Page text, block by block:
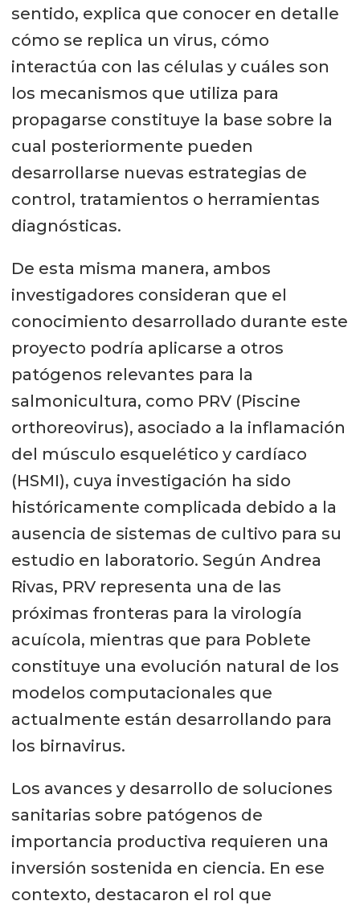
sentido, explica que conocer en detalle
cómo se replica un virus, cómo
interactúa con las células y cuáles son
los mecanismos que utiliza para
propagarse constituye la base sobre la
cual posteriormente pueden
desarrollarse nuevas estrategias de
control, tratamientos o herramientas
diagnósticas.
De esta misma manera, ambos
investigadores consideran que el
conocimiento desarrollado durante este
proyecto podría aplicarse a otros
patógenos relevantes para la
salmonicultura, como PRV (Piscine
orthoreovirus), asociado a la inflamación
del músculo esquelético y cardíaco
(HSMI), cuya investigación ha sido
históricamente complicada debido a la
ausencia de sistemas de cultivo para su
estudio en laboratorio. Según Andrea
Rivas, PRV representa una de las
próximas fronteras para la virología
acuícola, mientras que para Poblete
constituye una evolución natural de los
modelos computacionales que
actualmente están desarrollando para
los birnavirus.
Los avances y desarrollo de soluciones
sanitarias sobre patógenos de
importancia productiva requieren una
inversión sostenida en ciencia. En ese
contexto, destacaron el rol que